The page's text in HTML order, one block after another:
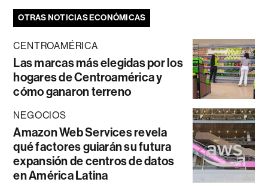
OTRAS NOTICIAS ECONÓMICAS
CENTROAMÉRICA
Las marcas más elegidas por los
hogares de Centroamérica y
cómo ganaron terreno
NEGOCIOS
Amazon Web Services revela
qué factores guiarán su futura
expansión de centros de datos
en América Latina